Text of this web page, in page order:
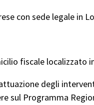
con sede legale in
fiscale localizzato
degli
sul Programma